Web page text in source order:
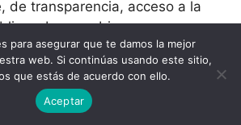
de transparencia, acceso a la
y buen gobierno.
vc_column][/vc_row]
para asegurar que te damos la mejor
web. Si continúas usando este sitio,
que estás de acuerdo con ello.
Aceptar